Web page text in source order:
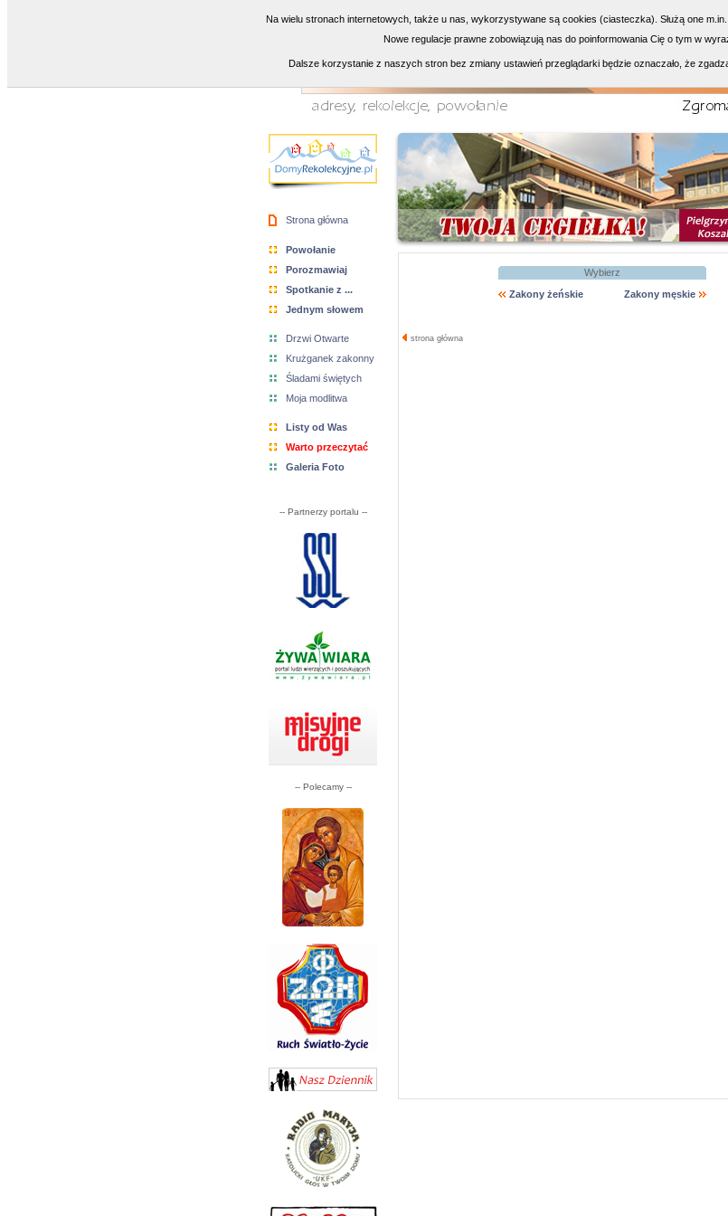
Strona główna
Powołanie
Porozmawiaj
Spotkanie z ...
Jednym słowem
Drzwi Otwarte
Krużganek zakonny
Śladami świętych
Moja modlitwa
Listy od Was
Warto przeczytać
Galeria Foto
-- Partnerzy portalu --
-- Polecamy --
Wybierz
Zakony żeńskie
Zakony męskie
strona główna
Na wielu stronach internetowych, także u nas, wykorzystywane są cookies (ciasteczka). Służą one
Nowe regulacje prawne zobowiązują nas do poinformowania Cię o tym w
Dalsze korzystanie z naszych stron bez zmiany ustawień przeglądarki będzie oznaczało, że